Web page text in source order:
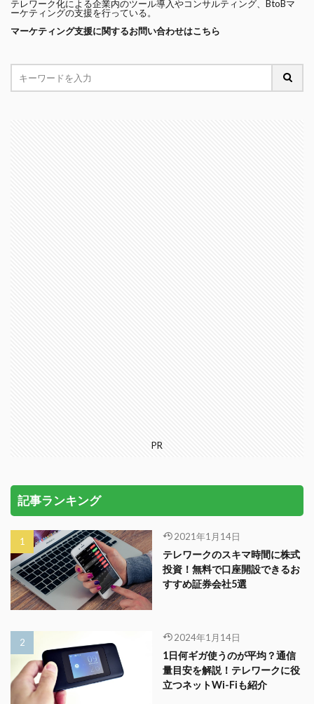
テレワーク化による企業内のツール導入やコンサルティング、BtoBマ
ーケティングの支援を行っている。
マーケティング支援に関するお問い合わせはこちら
PR
記事ランキング
2021年1月14日
テレワークのスキマ時間に株式
投資！無料で口座開設できるお
すすめ証券会社5選
2024年1月14日
1日何ギガ使うのが平均？通信
量目安を解説！テレワークに役
立つネットWi-Fiも紹介